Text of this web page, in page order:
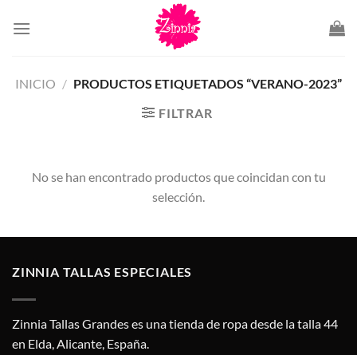
INICIO / PRODUCTOS ETIQUETADOS “VERANO-2023”
FILTRAR
No se han encontrado productos que coincidan con tu
selección.
ZINNIA TALLAS ESPECIALES
Zinnia Tallas Grandes es una tienda de ropa desde la talla 44
en Elda, Alicante, España.